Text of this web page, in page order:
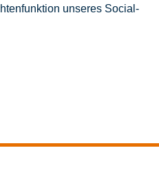
unseres Social-